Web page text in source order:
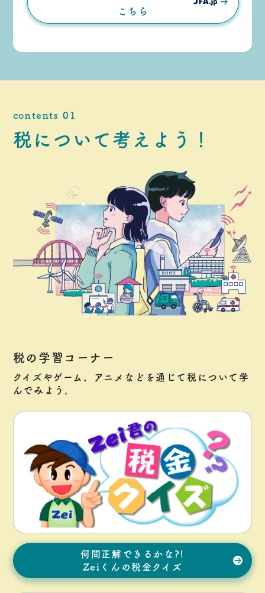
こちら
contents 01
税について 考えよう！
税の学習コーナー
クイズやゲーム、アニメなどを通じて税について学
んでみよう。
何問正解できるかな?!
Zeiくんの税金クイズ